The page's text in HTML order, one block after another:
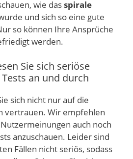
wie dasspirale
und sich so eine gute
so können Ihre Ansprüche
werden.
Sie sich seriöse
Tests an und durch
sich nicht nur auf die
vertrauen. Wir empfehlen
auch noch
anzuschauen. Leider sind
Fällen nicht seriös, sodass